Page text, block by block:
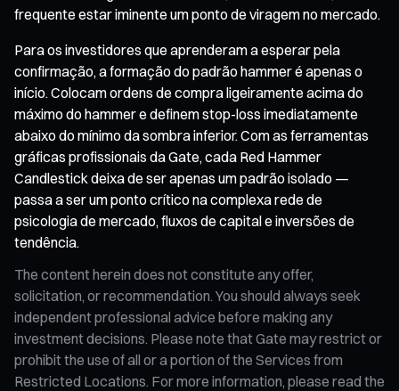
frequente estar iminente um ponto de viragem no mercado.
Para os investidores que aprenderam a esperar pela
confirmação, a formação do padrão hammer é apenas o
início. Colocam ordens de compra ligeiramente acima do
máximo do hammer e definem stop-loss imediatamente
abaixo do mínimo da sombra inferior. Com as ferramentas
gráficas profissionais da Gate, cada Red Hammer
Candlestick deixa de ser apenas um padrão isolado —
passa a ser um ponto crítico na complexa rede de
psicologia de mercado, fluxos de capital e inversões de
tendência.
The content herein does not constitute any offer,
solicitation, or recommendation. You should always seek
independent professional advice before making any
investment decisions. Please note that Gate may restrict or
prohibit the use of all or a portion of the Services from
Restricted Locations. For more information, please read the